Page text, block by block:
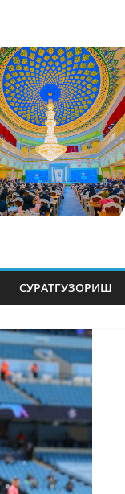
СУРАТГУЗОРИШ